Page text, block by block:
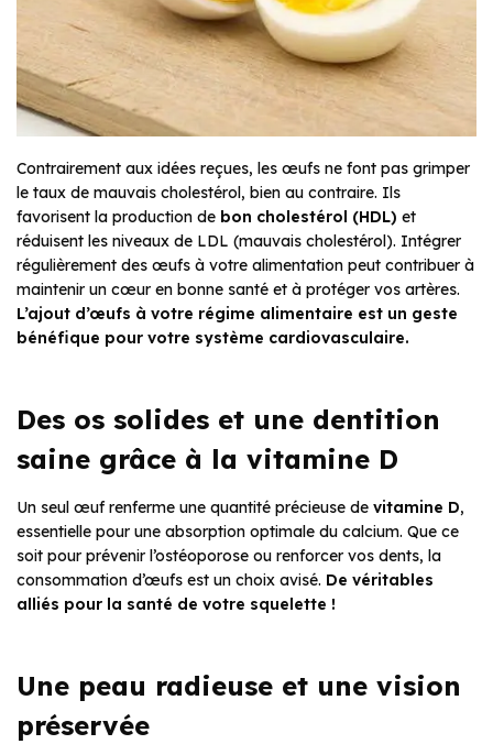
Contrairement aux idées reçues, les œufs ne font pas grimper
le taux de mauvais cholestérol, bien au contraire. Ils
favorisent la production de bon cholestérol (HDL) et
réduisent les niveaux de LDL (mauvais cholestérol). Intégrer
régulièrement des œufs à votre alimentation peut contribuer à
maintenir un cœur en bonne santé et à protéger vos artères.
L’ajout d’œufs à votre régime alimentaire est un geste
bénéfique pour votre système cardiovasculaire.
Des os solides et une dentition
saine grâce à la vitamine D
Un seul œuf renferme une quantité précieuse de vitamine D,
essentielle pour une absorption optimale du calcium. Que ce
soit pour prévenir l’ostéoporose ou renforcer vos dents, la
consommation d’œufs est un choix avisé. De véritables
alliés pour la santé de votre squelette !
Une peau radieuse et une vision
préservée